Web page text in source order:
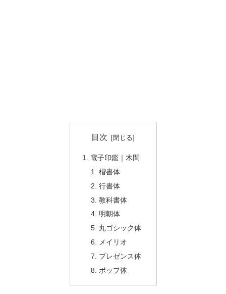
目次
電子印鑑｜木間
楷書体
行書体
教科書体
明朝体
丸ゴシック体
メイリオ
プレゼンス体
ポップ体